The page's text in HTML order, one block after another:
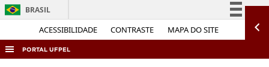
ACESSIBILIDADE CONTRASTE MAPA DO SITE
BRASIL
Simplifique!
PORTAL UFPEL